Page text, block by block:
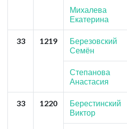
Михалева
Екатерина
33 1219
Березовский
Семён
Степанова
Анастасия
33 1220
Берестинский
Виктор